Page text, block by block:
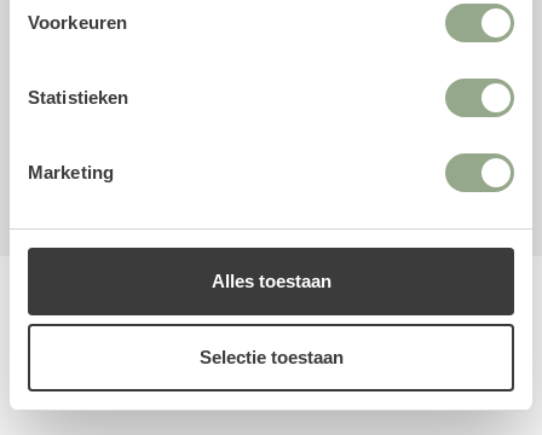
Voorkeuren
Statistieken
Marketing
Alles toestaan
Selectie toestaan
kunststelen. Het parfum is speciaal ontwikkeld voor
zijden bloemen en biedt naast een natuurgetrouwe geur
minder stof aantrekken en langer fris blijven.
Aarvormig
Reviews